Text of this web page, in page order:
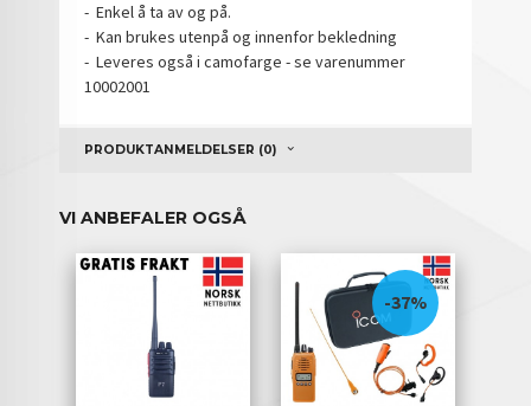
- Enkel å ta av og på.
- Kan brukes utenpå og innenfor bekledning
- Leveres også i camofarge - se varenummer
10002001
PRODUKTANMELDELSER (0)
VI ANBEFALER OGSÅ
-37%